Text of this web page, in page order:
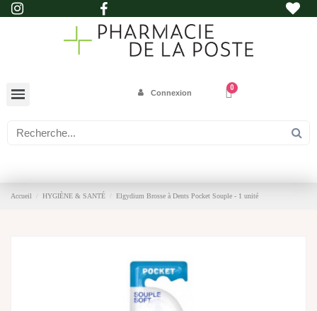
Connexion
Accueil HYGIÈNE & SANTÉ Elgydium Brosse à Dents Pocket Souple - 1 unité